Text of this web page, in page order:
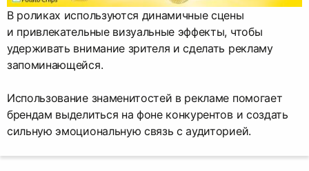
В роликах используются динамичные сцены
и привлекательные визуальные эффекты, чтобы
удерживать внимание зрителя и сделать рекламу
запоминающейся.
Использование знаменитостей в рекламе помогает
брендам выделиться на фоне конкурентов и создать
сильную эмоциональную связь с аудиторией.